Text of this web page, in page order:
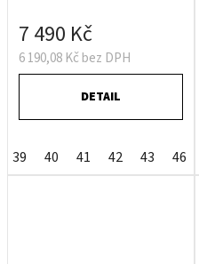
6 190,08 Kč bez DPH
7 490 Kč
DETAIL
39 40 41 42 43 46